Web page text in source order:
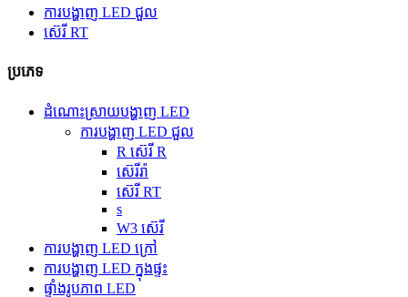
ការបង្ហាញ LED ជួល
ស៊េរី RT
ប្រភេទ
ដំណោះស្រាយបង្ហាញ LED
ការបង្ហាញ LED ជួល
R ស៊េរី R
ស៊េរីរ៉ា
ស៊េរី RT
s
W3 ស៊េរី
ការបង្ហាញ LED ក្រៅ
ការបង្ហាញ LED ក្នុងផ្ទះ
ផ្ទាំងរូបភាព LED